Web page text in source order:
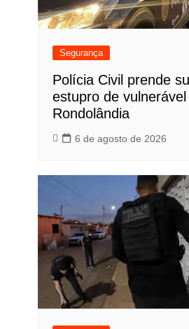
Segurança
Polícia Civil prende
estupro de vulnerável
Rondolândia
6 de agosto de 2026